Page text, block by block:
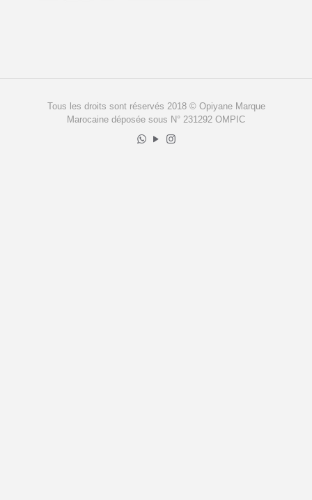
Tous les droits sont réservés 2018 © Opiyane Marque
Marocaine déposée sous N° 231292 OMPIC